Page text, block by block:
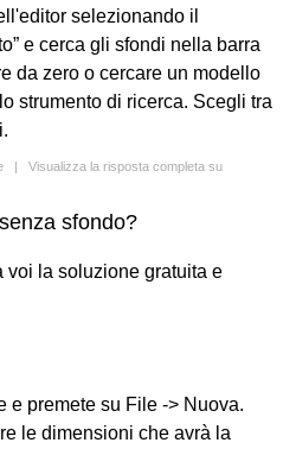
selezionando il
e cerca gli sfondi nella barra
da zero o cercare un modello
strumento di ricerca. Scegli tra
| Visualizza la risposta completa su
sfondo?
voi la soluzione gratuita e
e premete su File -> Nuova.
le dimensioni che avrà la